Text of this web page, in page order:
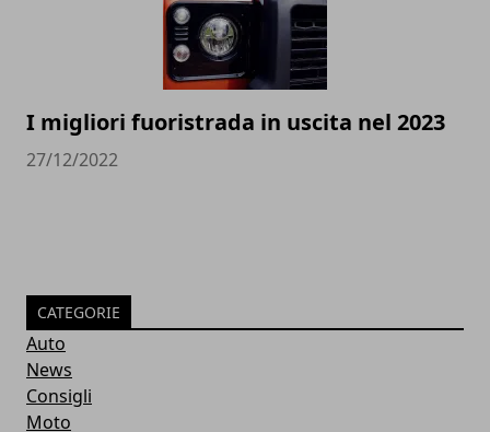
I migliori fuoristrada in uscita nel 2023
27/12/2022
CATEGORIE
Auto
News
Consigli
Moto